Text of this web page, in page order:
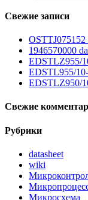
Свежие записи
OSTTJ075152
1946570000
EDSTLZ955/
EDSTL955/
EDSTLZ950/
Свежие
Рубрики
datasheet
wiki
Микросхема